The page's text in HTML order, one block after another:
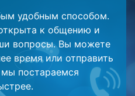
удобным способом.
к общению и
вопросы. Вы можете
время или отправить
постараемся